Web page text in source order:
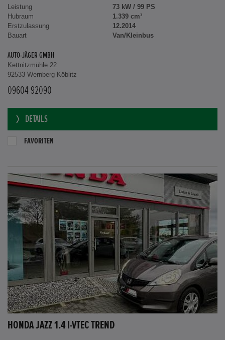
Leistung
73 kW / 99 PS
Hubraum
1.339 cm³
Erstzulassung
12.2014
Bauart
Van/Kleinbus
AUTO-JÄGER GMBH
Kettnitzmühle 22
92533 Wernberg-Köblitz
09604-92090
DETAILS
FAVORITEN
HONDA JAZZ 1.4 I-VTEC TREND